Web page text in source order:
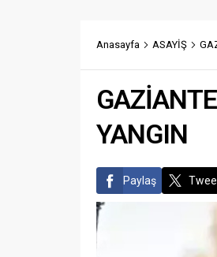
Anasayfa ASAYİŞ
YANGIN
Paylaş